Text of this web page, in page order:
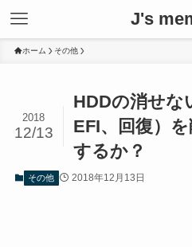
J's
ホーム その他
HDDの消せな
EFI、回復）
するか？
2018
12/13
その他 2018年12月13日